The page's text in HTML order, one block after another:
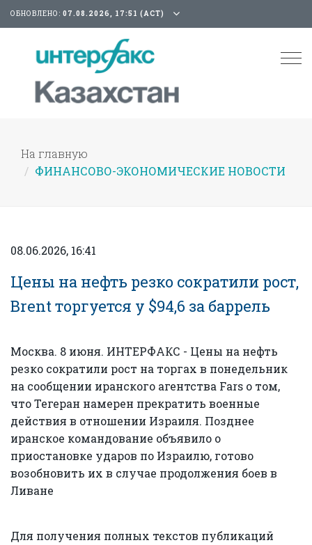
ОБНОВЛЕНО: 07.08.2026, 17:51 (АСТ)
На главную
ФИНАНСОВО-ЭКОНОМИЧЕСКИЕ НОВОСТИ
08.06.2026, 16:41
Цены на нефть резко сократили рост,
Brent торгуется у $94,6 за баррель
Москва. 8 июня. ИНТЕРФАКС - Цены на нефть
резко сократили рост на торгах в понедельник
на сообщении иранского агентства Fars о том,
что Тегеран намерен прекратить военные
действия в отношении Израиля. Позднее
иранское командование объявило о
приостановке ударов по Израилю, готово
возобновить их в случае продолжения боев в
Ливане
Для получения полных текстов публикаций